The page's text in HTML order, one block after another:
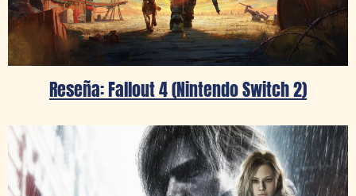
Reseña: Fallout 4 (Nintendo Switch 2)